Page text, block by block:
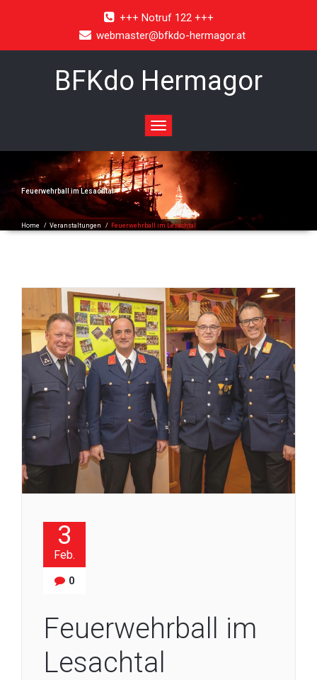
+++ Notruf 122 +++
webmaster@bfkdo-hermagor.at
BFKdo Hermagor
Toggle
navigation
Feuerwehrball im Lesachtal
Home / Veranstaltungen / Feuerwehrball im Lesachtal
3
Feb.
0
Feuerwehrball im
Lesachtal